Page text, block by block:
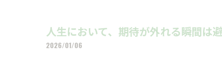
人生において、期待が外れる瞬間は
2026/01/06